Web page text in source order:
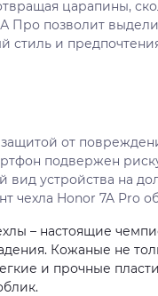
царапины,
Про позволит
стиль и
от
подвержен
устройства на
Honor 7A Pro
– настоящие
Кожаные не
и прочные